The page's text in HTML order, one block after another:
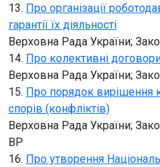
13. Про організації
гарантії їх діяльності
Верховна Рада України;
14. Про колективні
Верховна Рада України;
15. Про порядок вирішення
спорів (конфліктів)
Верховна Рада України;
ВР
16. Про утворення